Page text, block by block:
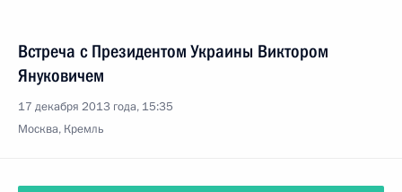
Встреча с Президентом Украины Виктором
Януковичем
17 декабря 2013 года, 15:35
Москва, Кремль